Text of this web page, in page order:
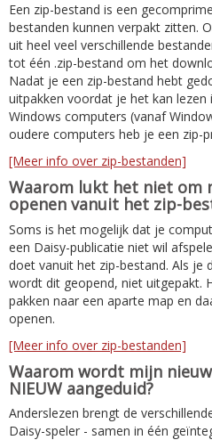
Een zip-bestand is een
bestanden kunnen verpakt zitten.
uit heel veel verschillende
tot één .zip-bestand om het
Nadat je een zip-bestand hebt
uitpakken voordat je het kan lezen
Windows computers (vanaf
oudere computers heb je een zip-
[Meer info over zip-bestanden]
Waarom lukt het niet om
openen vanuit het zip-
Soms is het mogelijk dat je
een Daisy-publicatie niet wil
doet vanuit het zip-bestand. Als je
wordt dit geopend, niet uitgepakt.
pakken naar een aparte map en
openen.
[Meer info over zip-bestanden]
Waarom wordt mijn
NIEUW aangeduid?
Anderslezen brengt de
Daisy-speler - samen in één